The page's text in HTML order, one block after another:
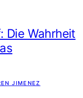
Die Wahrheit
JIMENEZ